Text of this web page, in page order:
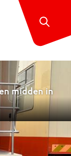
midden in